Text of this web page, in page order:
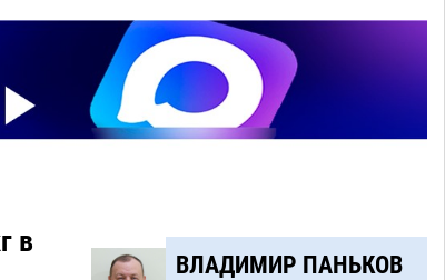
в
ВЛАДИМИР ПАНЬКОВ